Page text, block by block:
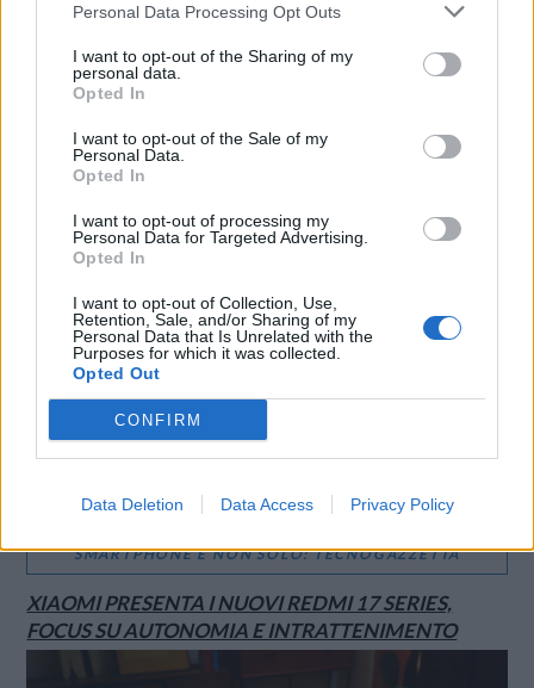
Personal Data Processing Opt Outs
I want to opt-out of the Sharing of my
personal data.
Opted In
I want to opt-out of the Sale of my
Personal Data.
Opted In
I want to opt-out of processing my
Personal Data for Targeted Advertising.
Opted In
I want to opt-out of Collection, Use,
Retention, Sale, and/or Sharing of my
Personal Data that Is Unrelated with the
Purposes for which it was collected.
Opted Out
CONFIRM
Data Deletion Data Access Privacy Policy
Stampa
LE MIGLIORI OFFERTE AMAZON
SMARTPHONE E NON SOLO: TECNOGAZZETTA
XIAOMI PRESENTA I NUOVI REDMI 17 SERIES,
FOCUS SU AUTONOMIA E INTRATTENIMENTO